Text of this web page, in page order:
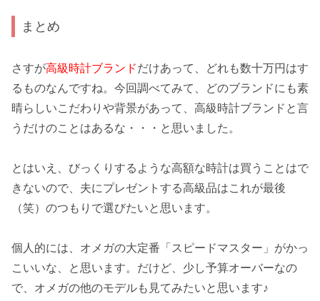
まとめ
さすが高級時計ブランドだけあって、どれも数十万円はす
るものなんですね。今回調べてみて、どのブランドにも素
晴らしいこだわり や背景があって、高級時計ブランドと言
うだけのことはあるな・・・と思いました。
とはいえ、びっくりするような高額な時計は買うことはで
きないので、夫にプレゼントする高級品はこれが最後
（笑）のつもりで選びたいと思います。
個人的には、オメガの大定番「 スピードマスター 」がかっ
こいいな、と思います。だけど、少し予算オーバーなの
で、オメガの他のモデルも見てみたいと思います♪